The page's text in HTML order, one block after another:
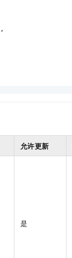
,
允许更新
是